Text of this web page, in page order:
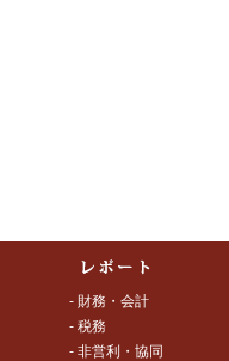
- 財務・会計
- 税務
- 非営利・協同